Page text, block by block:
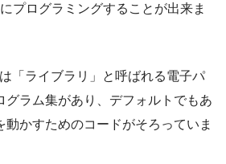
プログラミングすることが出来ま
「ライブラリ」と呼ばれる電子パ
グラム集があり、デフォルトでもあ
動かすためのコードがそろっていま